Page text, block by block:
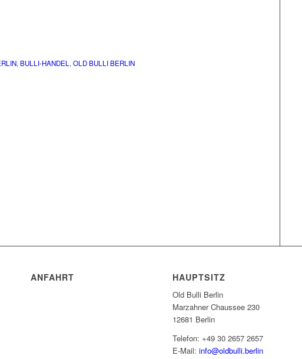
, BULLI-HANDEL , OLD BULLI BERLIN
ANFAHRT HAUPTSITZ
Old Bulli Berlin
Marzahner Chaussee 230
12681 Berlin
Telefon: +49 30 2657 2657
E-Mail:info@oldbulli.berlin